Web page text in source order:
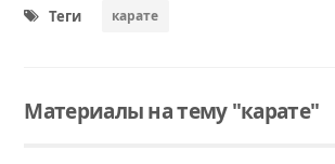
Теги карате
Материалы на тему "карате"